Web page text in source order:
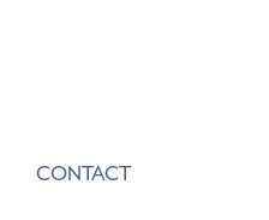
CONTACT